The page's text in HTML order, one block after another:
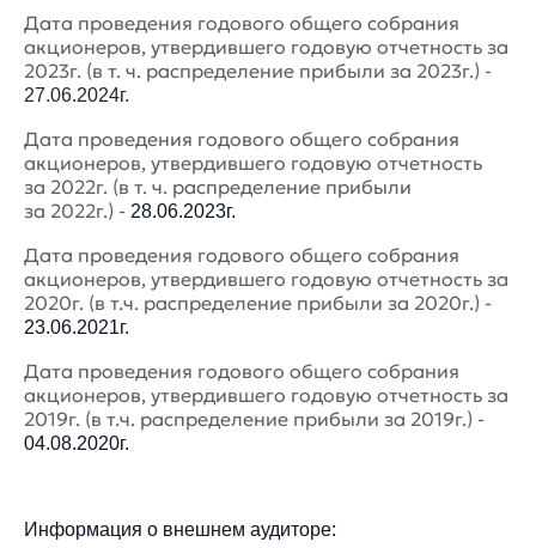
Дата проведения годового общего собрания
акционеров, утвердившего годовую отчетность за
2023г. (в т. ч. распределение прибыли за 2023г.) -
27.06.2024г.
Дата проведения годового общего собрания
акционеров, утвердившего годовую отчетность
за 2022г. (в т. ч. распределение прибыли
за 2022г.) - 28.06.2023г.
Дата проведения годового общего собрания
акционеров, утвердившего годовую отчетность за
2020г. (в т.ч. распределение прибыли за 2020г.) -
23.06.2021г.
Дата проведения годового общего собрания
акционеров, утвердившего годовую отчетность за
2019г. (в т.ч. распределение прибыли за 2019г.) -
04.08.2020г.
Информация о внешнем аудиторе: